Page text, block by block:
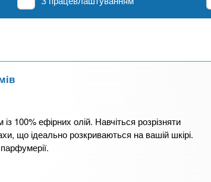
100% ефірних олій. Навчіться розрізняти
що ідеально розкриваються на вашій шкірі.